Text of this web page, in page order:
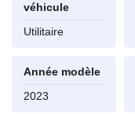
Année modèle
2023
véhicule
Utilitaire